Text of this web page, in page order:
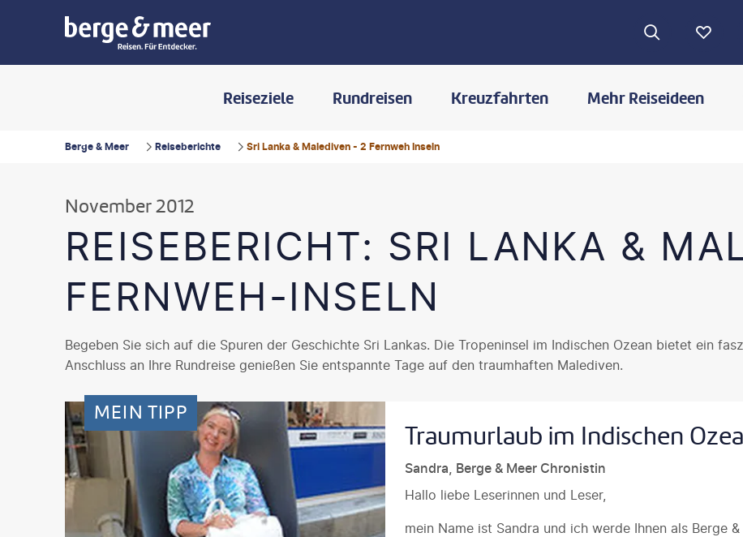
Reiseziele Rundreisen Kreuzfahrten Mehr Reiseideen
Berge & Meer Reiseberichte Sri Lanka & Malediven - 2 Fernweh Inseln
November 2012
REISEBERICHT: SRI LANKA &
FERNWEH-INSELN
Begeben Sie sich auf die Spuren der Geschichte Sri Lankas. Die Tropeninsel im Indischen Ozean bietet ein
Anschluss an Ihre Rundreise genießen Sie entspannte Tage auf den traumhaften Malediven.
MEIN TIPP
Traumurlaub im Indischen
Sandra, Berge & Meer Chronistin
Hallo liebe Leserinnen und Leser,
mein Name ist Sandra und ich werde Ihnen als Berge